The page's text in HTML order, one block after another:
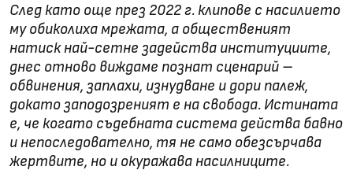
След като още през 2022 г. клипове с насилието
му обиколиха мрежата, а общественият
натиск най-сетне задейства институциите,
днес отново виждаме познат сценарий –
обвинения, заплахи, изнудване и дори палеж,
докато заподозреният е на свобода. Истината
е, че когато съдебната система действа бавно
и непоследователно, тя не само обезсърчава
жертвите, но и окуражава насилниците.